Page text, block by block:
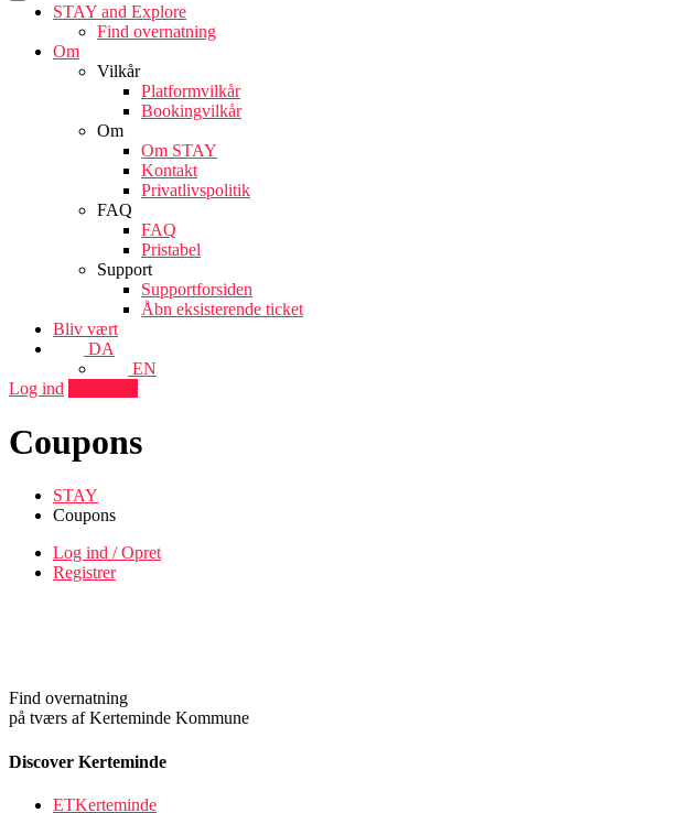
STAY and Explore
Find overnatning
Om
Vilkår
Platformvilkår
Bookingvilkår
Om
Om STAY
Kontakt
Privatlivspolitik
FAQ
FAQ
Pristabel
Support
Supportforsiden
Åbn eksisterende ticket
Bliv vært
DA
EN
Log ind
Coupons
STAY
Coupons
Log ind / Opret
Registrer
Find overnatning
på tværs af Kerteminde Kommune
Discover Kerteminde
ETKerteminde